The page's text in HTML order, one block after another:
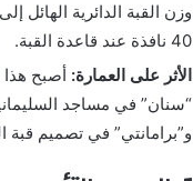
وزن القبة الدائرية
40 نافذة عند قاعدة القبة.
الأثر على العمارة: أصبح هذا
“سنان” في مساجد
و”برامانتي” في تصميم قبة